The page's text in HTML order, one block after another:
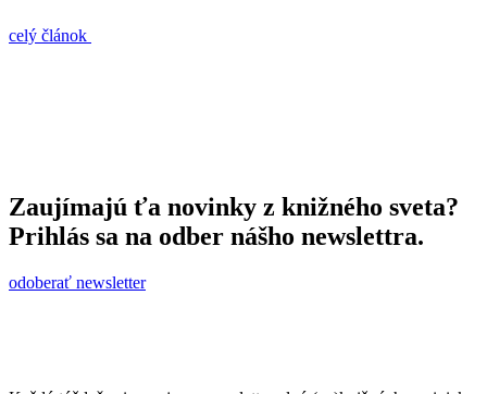
celý článok
Zaujímajú ťa novinky z knižného sveta?
Prihlás sa na odber nášho newslettra.
odoberať newsletter